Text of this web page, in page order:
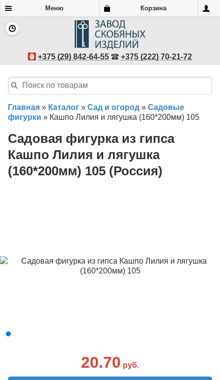
Меню Корзина
+375 (29) 842-64-55 +375 (222) 70-21-72
Главная » Каталог » Сад и огород » Садовые
фигурки » Кашпо Лилия и лягушка (160*200мм) 105
Садовая фигурка из гипса
Кашпо Лилия и лягушка
(160*200мм) 105 (Россия)
20.70 руб.